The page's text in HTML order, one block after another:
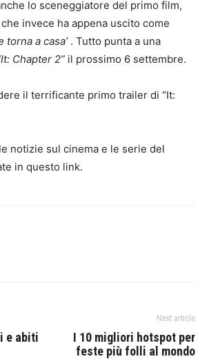
lo sceneggiatore del primo film,
invece ha appena uscito come
torna a casa’. Tutto punta a una
Chapter 2” il prossimo 6 settembre.
il terrificante primo trailer di “It:
notizie sul cinema e le serie del
in questo link.
e abiti
Next article
I 10 migliori hotspot per
feste più folli al mondo